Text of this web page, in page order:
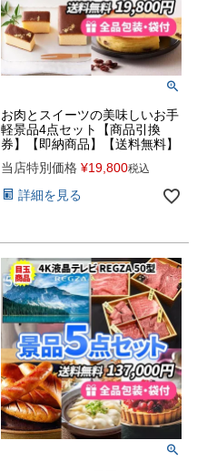
お肉とスイーツの美味しいお手
軽景品4点セット【商品引換
券】【即納商品】【送料無料】
当店特別価格 ¥19,800税込
詳細を見る